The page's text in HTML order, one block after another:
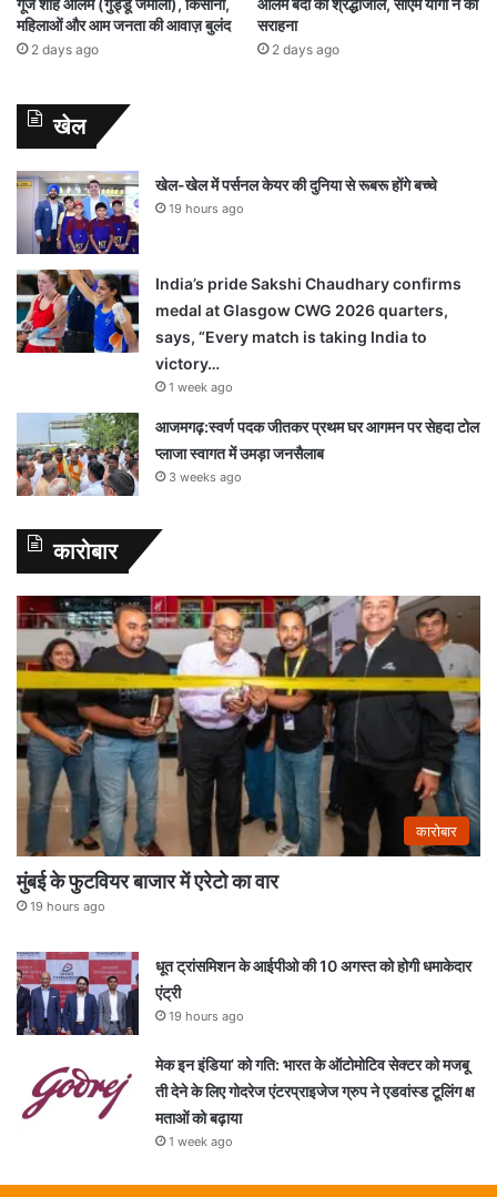
महिलाओं और आम जनता की आवाज़ बुलंद
2 days ago
सराहना
2 days ago
खेल
खेल-खेल में पर्सनल केयर की दुनिया से रूबरू होंगे बच्चे
19 hours ago
India’s pride Sakshi Chaudhary confirms
medal at Glasgow CWG 2026 quarters,
says, “Every match is taking India to
victory…
1 week ago
आजमगढ़:स्वर्ण पदक जीतकर प्रथम घर आगमन पर सेहदा टोल
प्लाजा स्वागत में उमड़ा जनसैलाब
3 weeks ago
कारोबार
कारोबार
मुंबई के फुटवियर बाजार में एरेटो का वार
19 hours ago
धूत ट्रांसमिशन के आईपीओ की 10 अगस्त को होगी धमाकेदार
एंट्री
19 hours ago
मेक इन इंडिया’ को गति: भारत के ऑटोमोटिव सेक्टर को मजबू
ती देने के लिए गोदरेज एंटरप्राइजेज ग्रुप ने एडवांस्ड टूलिंग क्ष
मताओं को बढ़ाया
1 week ago